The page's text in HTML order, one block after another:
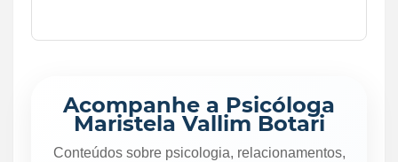
Acompanhe a Psicóloga
Maristela Vallim Botari
Conteúdos sobre psicologia, relacionamentos,